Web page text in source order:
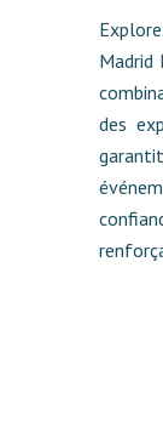
des